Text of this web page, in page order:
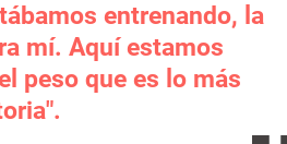
entrenando, la
mí. Aquí estamos
peso que es lo más